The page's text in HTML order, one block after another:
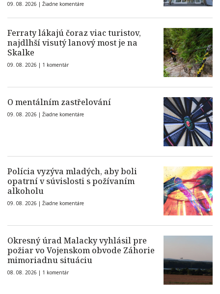
09. 08. 2026 | Žiadne komentáre
Ferraty lákajú čoraz viac turistov,
najdlhší visutý lanový most je na
Skalke
09. 08. 2026 | 1 komentár
O mentálním zastřelování
09. 08. 2026 | Žiadne komentáre
Polícia vyzýva mladých, aby boli
opatrní v súvislosti s požívaním
alkoholu
09. 08. 2026 | Žiadne komentáre
Okresný úrad Malacky vyhlásil pre
požiar vo Vojenskom obvode Záhorie
mimoriadnu situáciu
08. 08. 2026 | 1 komentár